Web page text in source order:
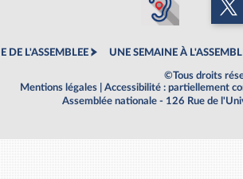
DE L'ASSEMBLEE UNE SEMAINE À
©Tous droits
Mentions légales
Accessibilité : partiellement
Assemblée nationale - 126 Rue de